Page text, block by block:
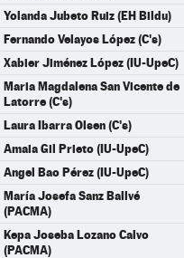
Yolanda Jubeto Ruiz (EH Bildu)
Fernando Velayos López (C's)
Xabier Jiménez López (IU-UpeC)
Maria Magdalena San Vicente de
Latorre (C's)
Laura Ibarra Olsen (C's)
Amaia Gil Prieto (IU-UpeC)
Angel Bao Pérez (IU-UpeC)
María Josefa Sanz Ballvé
(PACMA)
Kepa Joseba Lozano Calvo
(PACMA)